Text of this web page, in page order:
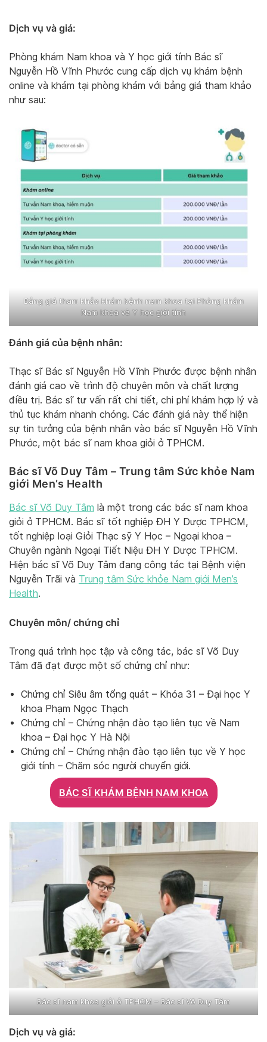
Dịch vụ và giá:
Phòng khám Nam khoa và Y học giới tính Bác sĩ
Nguyễn Hồ Vĩnh Phước cung cấp dịch vụ khám bệnh
online và khám tại phòng khám với bảng giá tham khảo
như sau:
Bảng giá tham khảo khám bệnh nam khoa tại Phòng khám
Nam khoa và Y học giới tính
Đánh giá của bệnh nhân:
Thạc sĩ Bác sĩ Nguyễn Hồ Vĩnh Phước được bệnh nhân
đánh giá cao về trình độ chuyên môn và chất lượng
điều trị. Bác sĩ tư vấn rất chi tiết, chi phí khám hợp lý và
thủ tục khám nhanh chóng. Các đánh giá này thể hiện
sự tin tưởng của bệnh nhân vào bác sĩ Nguyễn Hồ Vĩnh
Phước, một bác sĩ nam khoa giỏi ở TPHCM.
Bác sĩ Võ Duy Tâm – Trung tâm Sức khỏe Nam
giới Men’s Health
Bác sĩ Võ Duy Tâm là một trong các bác sĩ nam khoa
giỏi ở TPHCM. Bác sĩ tốt nghiệp ĐH Y Dược TPHCM,
tốt nghiệp loại Giỏi Thạc sỹ Y Học – Ngoại khoa –
Chuyên ngành Ngoại Tiết Niệu ĐH Y Dược TPHCM.
Hiện bác sĩ Võ Duy Tâm đang công tác tại Bệnh viện
Nguyễn Trãi và Trung tâm Sức khỏe Nam giới Men’s
Health.
Chuyên môn/ chứng chỉ
Trong quá trình học tập và công tác, bác sĩ Võ Duy
Tâm đã đạt được một số chứng chỉ như:
Chứng chỉ Siêu âm tổng quát – Khóa 31 – Đại học Y
khoa Phạm Ngọc Thạch
Chứng chỉ – Chứng nhận đào tạo liên tục về Nam
khoa – Đại học Y Hà Nội
Chứng chỉ – Chứng nhận đào tạo liên tục về Y học
giới tính – Chăm sóc người chuyển giới.
BÁC SĨ KHÁM BỆNH NAM KHOA
Bác sĩ nam khoa giỏi ở TPHCM – Bác sĩ Võ Duy Tâm
Dịch vụ và giá: